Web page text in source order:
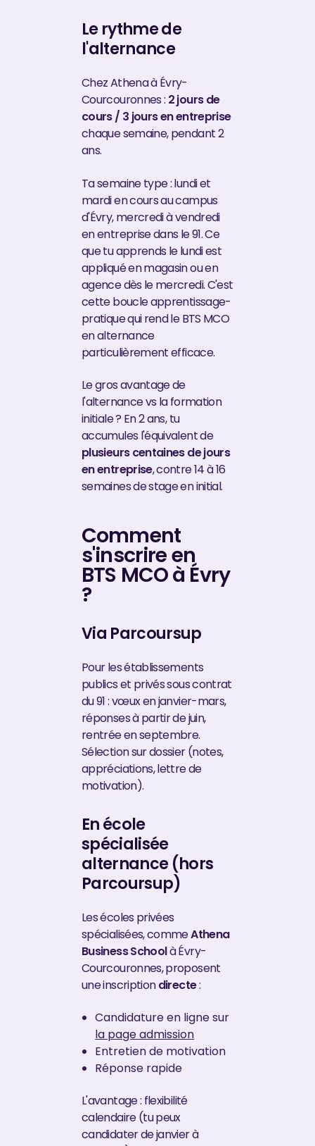
Le rythme de
l'alternance
Chez Athena à Évry-
Courcouronnes : 2 jours de
cours / 3 jours en entreprise
chaque semaine, pendant 2
ans.
Ta semaine type : lundi et
mardi en cours au campus
d'Évry, mercredi à vendredi
en entreprise dans le 91. Ce
que tu apprends le lundi est
appliqué en magasin ou en
agence dès le mercredi. C'est
cette boucle apprentissage-
pratique qui rend le BTS MCO
en alternance
particulièrement efficace.
Le gros avantage de
l'alternance vs la formation
initiale ? En 2 ans, tu
accumules l'équivalent de
plusieurs centaines de jours
en entreprise, contre 14 à 16
semaines de stage en initial.
Comment
s'inscrire en
BTS MCO à Évry
?
Via Parcoursup
Pour les établissements
publics et privés sous contrat
du 91 : vœux en janvier-mars,
réponses à partir de juin,
rentrée en septembre.
Sélection sur dossier (notes,
appréciations, lettre de
motivation).
En école
spécialisée
alternance (hors
Parcoursup)
Les écoles privées
spécialisées, commeAthena
Business Schoolà Évry-
Courcouronnes, proposent
une inscriptiondirecte:
Candidature en ligne sur
la page admission
Entretien de motivation
Réponse rapide
L'avantage : flexibilité
calendaire (tu peux
candidater de janvier à